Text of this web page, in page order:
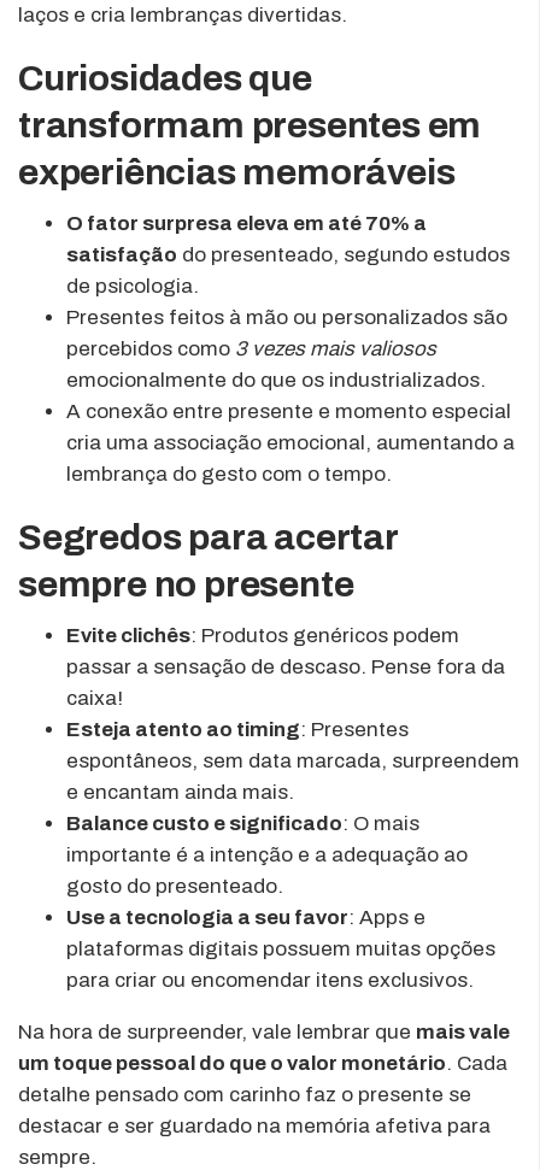
laços e cria lembranças divertidas.
Curiosidades que
transformam presentes em
experiências memoráveis
O fator surpresa eleva em até 70% a
satisfação do presenteado, segundo estudos
de psicologia.
Presentes feitos à mão ou personalizados são
percebidos como 3 vezes mais valiosos
emocionalmente do que os industrializados.
A conexão entre presente e momento especial
cria uma associação emocional, aumentando a
lembrança do gesto com o tempo.
Segredos para acertar
sempre no presente
Evite clichês: Produtos genéricos podem
passar a sensação de descaso. Pense fora da
caixa!
Esteja atento ao timing: Presentes
espontâneos, sem data marcada, surpreendem
e encantam ainda mais.
Balance custo e significado: O mais
importante é a intenção e a adequação ao
gosto do presenteado.
Use a tecnologia a seu favor: Apps e
plataformas digitais possuem muitas opções
para criar ou encomendar itens exclusivos.
Na hora de surpreender, vale lembrar que mais vale
um toque pessoal do que o valor monetário. Cada
detalhe pensado com carinho faz o presente se
destacar e ser guardado na memória afetiva para
sempre.